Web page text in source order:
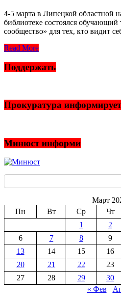
4-5 марта в Липецкой областной
библиотеке состоялся обучающий
сообщество» для тех, кто видит
Read More
Поддержать
Прокуратура информирует
Минюст информи
Март
Пн
Вт Ср Чт
1
2
6
7 8 9
13
14 15 16
20
21 22 23
27
28 29 30
« Фев